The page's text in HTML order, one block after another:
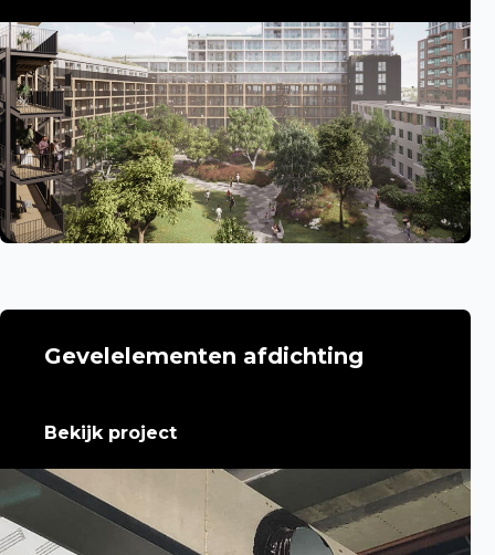
Gevelelementen afdichting
Bekijk project